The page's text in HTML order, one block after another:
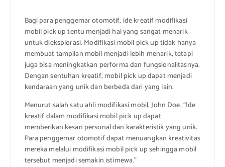
Bagi para penggemar otomotif, ide kreatif modifikasi
mobil pick up tentu menjadi hal yang sangat menarik
untuk dieksplorasi. Modifikasi mobil pick up tidak hanya
membuat tampilan mobil menjadi lebih menarik, tetapi
juga bisa meningkatkan performa dan fungsionalitasnya.
Dengan sentuhan kreatif, mobil pick up dapat menjadi
kendaraan yang unik dan berbeda dari yang lain.
Menurut salah satu ahli modifikasi mobil, John Doe, “Ide
kreatif dalam modifikasi mobil pick up dapat
memberikan kesan personal dan karakteristik yang unik.
Para penggemar otomotif dapat menuangkan kreativitas
mereka melalui modifikasi mobil pick up sehingga mobil
tersebut menjadi semakin istimewa.”